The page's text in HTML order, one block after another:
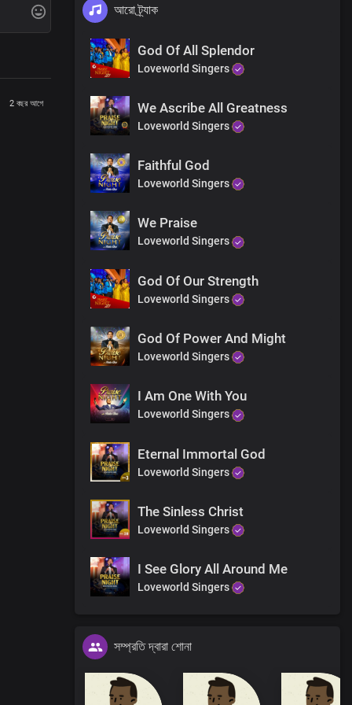
2 বছর আগে
আরো ট্র্যাক
God Of All Splendor
Loveworld Singers
We Ascribe All Greatness
Loveworld Singers
Faithful God
Loveworld Singers
We Praise
Loveworld Singers
God Of Our Strength
Loveworld Singers
God Of Power And Might
Loveworld Singers
I Am One With You
Loveworld Singers
Eternal Immortal God
Loveworld Singers
The Sinless Christ
Loveworld Singers
I See Glory All Around Me
Loveworld Singers
সম্প্রতি দ্বারা শোনা